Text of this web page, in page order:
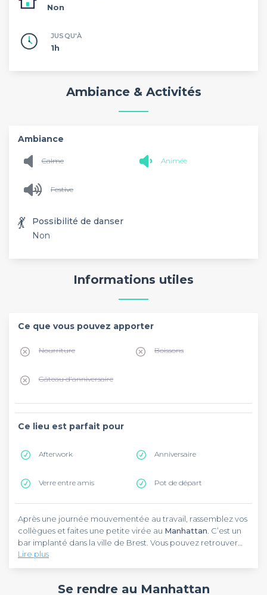
Non
JUSQU'À
1h
Ambiance & Activités
Ambiance
Calme Animée
Festive
💃
Possibilité de danser
Non
Informations utiles
Ce que vous pouvez apporter
Nourriture Boissons
Gâteau d'anniversaire
Ce lieu est parfait pour
Afterwork Anniversaire
Verre entre amis Pot de départ
Après une journée mouvementée au travail, rassemblez vos
collègues et faites une petite virée au Manhattan . C’est un
bar implanté dans la ville de Brest. Vous pouvez retrouver
l’adresse rue de l’Harteloire dans le centre-ville. En
empruntant la ligne A du tramway, déposez-vous à la station
Le Manhattanvous reçoit dans un cadre cosy et feutré. Il
de l'établissement vous offre une atmosphère sereine,
Lire plus
Se rendre au Manhattan